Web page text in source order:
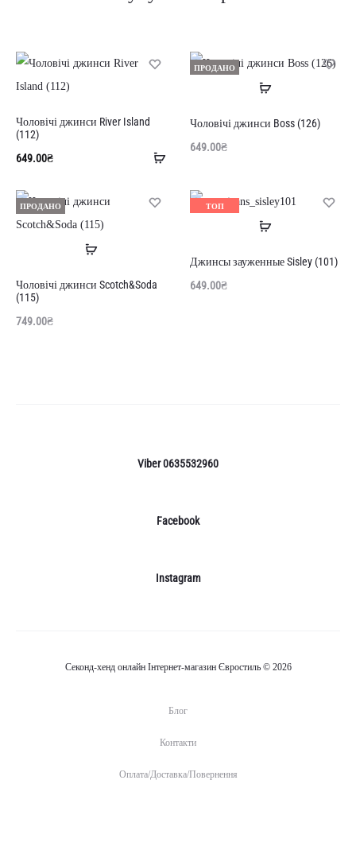
Додати
Чоловічі джинси River Island
(112)
649.00₴
ПРОДАНО
Читати
Чоловічі джинси Boss (126)
649.00₴
ПРОДАНО
Читати
Чоловічі джинси Scotch&Soda
(115)
749.00₴
ТОП
Читати
Джинсы зауженные Sisley (101)
649.00₴
Viber 0635532960
Facebook
Instagram
Секонд-хенд онлайн Інтернет-магазин Євростиль © 2026
Блог
Контакти
Оплата/Доставка/Повернення